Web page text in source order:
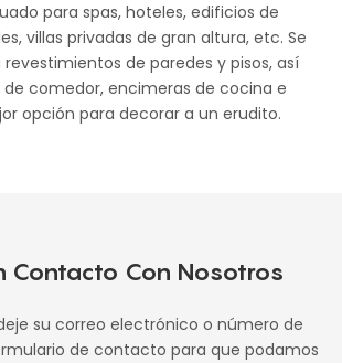
para spas, hoteles, edificios de
villas privadas de gran altura, etc. Se
de paredes y pisos, así
comedor, encimeras de cocina e
opción para decorar a un erudito.
Contacto Con Nosotros
su correo electrónico o número de
de contacto para que podamos